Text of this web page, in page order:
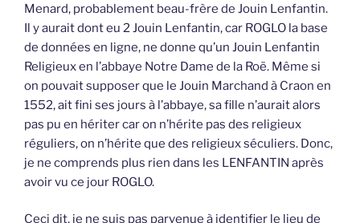
Menard, probablement beau-frère de Jouin Lenfantin.
Il y aurait dont eu 2 Jouin Lenfantin, car ROGLO la base
de données en ligne, ne donne qu’un Jouin Lenfantin
Religieux en l’abbaye Notre Dame de la Roë. Même si
on pouvait supposer que le Jouin Marchand à Craon en
1552, ait fini ses jours à l’abbaye, sa fille n’aurait alors
pas pu en hériter car on n’hérite pas des religieux
réguliers, on n’hérite que des religieux séculiers. Donc,
je ne comprends plus rien dans les LENFANTIN après
avoir vu ce jour ROGLO.
Ceci dit, je ne suis pas parvenue à identifier le lieu de